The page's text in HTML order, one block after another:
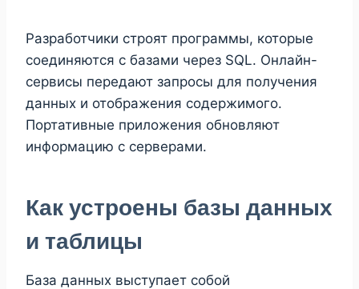
Разработчики строят программы, которые
соединяются с базами через SQL. Онлайн-
сервисы передают запросы для получения
данных и отображения содержимого.
Портативные приложения обновляют
информацию с серверами.
Как устроены базы данных
и таблицы
База данных выступает собой